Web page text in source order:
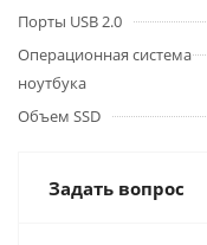
Порты USB 2.0
Операционная система
ноутбука
Объем SSD
Задать вопрос